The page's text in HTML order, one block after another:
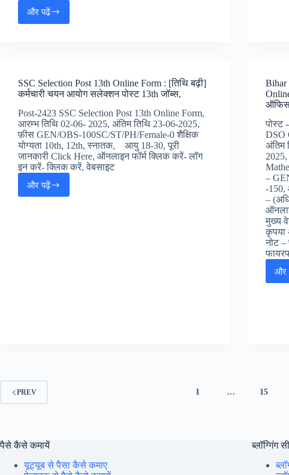
और पढ़ेंArmy
School
Online
Form
2025:
आर्मी
स्कूल
AWES
भर्ती
2025,
SSC Selection Post 13th Online Form : [तिथि बढ़ी]
कर्मचारी चयन आयोग सलेक्शन पोस्ट 13th जॉब्स,
Post-2423 SSC Selection Post 13th Online Form,
आरम्भ तिथि 02-06- 2025, अंतिम तिथि 23-06-2025,
फ़ीस GEN/OBS-100SC/ST/PH/Female-0 शैक्षिक
योग्यता 10th, 12th, स्नातक, आयु 18-30, पूरी
जानकारी Click Here, ऑनलाइन फॉर्म क्लिक करें- लॉग
इन करें- क्लिक करें, वेबसाइट
और पढ़ेंSSC
Bihar
पोस्ट
DSO
अंतिम
2025,
–
-150,
–
मुख्य
कृपया
नोट –
और
PREV 1 … 15
पैसे कैसे कमायें
यूट्यूब से पैसा कैसे कमाए
ब्लॉग्गिंग